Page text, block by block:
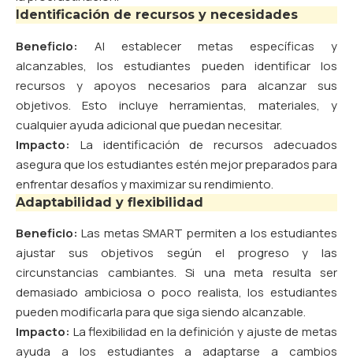
Identificación de recursos y necesidades
Beneficio: Al establecer metas específicas y
alcanzables, los estudiantes pueden identificar los
recursos y apoyos necesarios para alcanzar sus
objetivos. Esto incluye herramientas, materiales, y
cualquier ayuda adicional que puedan necesitar.
Impacto: La identificación de recursos adecuados
asegura que los estudiantes estén mejor preparados para
enfrentar desafíos y maximizar su rendimiento.
Adaptabilidad y flexibilidad
Beneficio: Las metas SMART permiten a los estudiantes
ajustar sus objetivos según el progreso y las
circunstancias cambiantes. Si una meta resulta ser
demasiado ambiciosa o poco realista, los estudiantes
pueden modificarla para que siga siendo alcanzable.
Impacto: La flexibilidad en la definición y ajuste de metas
ayuda a los estudiantes a adaptarse a cambios